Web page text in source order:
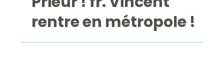
rentre en métropole !